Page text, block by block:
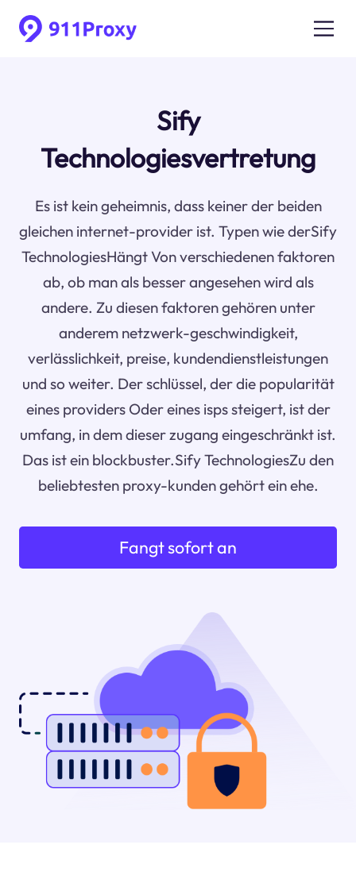
Sify
Technologiesvertretung
Es ist kein geheimnis, dass keiner der beiden
gleichen internet-provider ist. Typen wie derSify
TechnologiesHängt Von verschiedenen faktoren
ab, ob man als besser angesehen wird als
andere. Zu diesen faktoren gehören unter
anderem netzwerk-geschwindigkeit,
verlässlichkeit, preise, kundendienstleistungen
und so weiter. Der schlüssel, der die popularität
eines providers Oder eines isps steigert, ist der
umfang, in dem dieser zugang eingeschränkt ist.
Das ist ein blockbuster.Sify TechnologiesZu den
beliebtesten proxy-kunden gehört ein ehe.
Fangt sofort an